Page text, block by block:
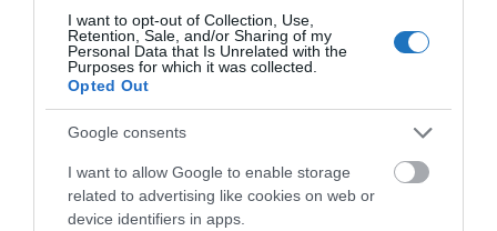
I want to opt-out of Collection, Use,
Retention, Sale, and/or Sharing of my
Personal Data that Is Unrelated with the
Purposes for which it was collected.
Opted Out
Google consents
I want to allow Google to enable storage
related to advertising like cookies on web or
device identifiers in apps.
AIRBNB AJÁNLÓ AUSZTRIA